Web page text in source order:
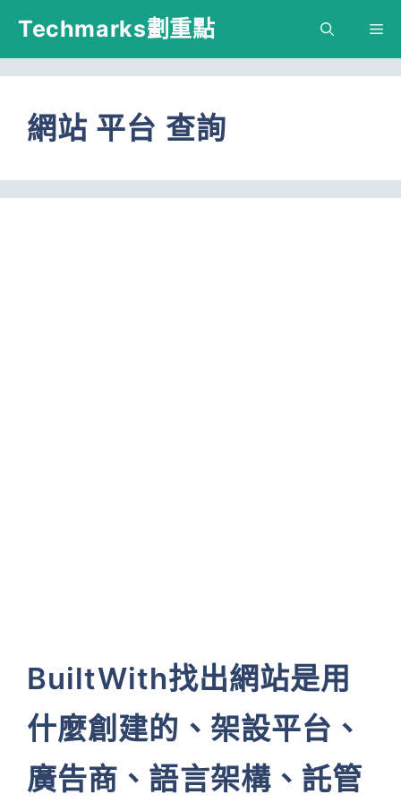
跳
主
容
Techmarks劃重點
網站 平台 查詢
BuiltWith找出網站是用
什麼創建的、架設平台、
廣告商、語言架構、託管